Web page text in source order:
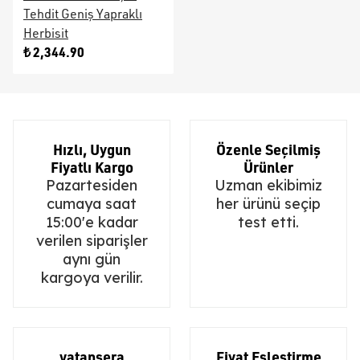
Tehdit Geniş Yapraklı
Herbisit
₺ 2,344.90
Hızlı, Uygun
Fiyatlı Kargo
Pazartesiden
cumaya saat
15:00'e kadar
verilen siparişler
aynı gün
kargoya verilir.
Özenle Seçilmiş
Ürünler
Uzman ekibimiz
her ürünü seçip
test etti.